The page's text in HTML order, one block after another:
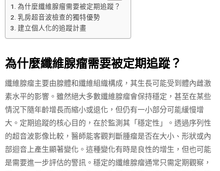
為什麼纖維腺瘤需要被定期追蹤？
乳房超音波檢查的獨特優勢
建立個人化的追蹤計畫
為什麼纖維腺瘤需要被定期追蹤？
纖維腺瘤主要由腺體和纖維組織構成，其生長可能受到體內雌激
素水平的影響。雖然絕大多數纖維腺瘤會保持穩定，甚至在某些
情況下隨年齡增長而縮小或退化，但仍有一小部分可能緩慢增
大。定期追蹤的核心目的，在於監測其「穩定性」。透過序列性
的超音波影像比較，醫師能客觀判斷腫瘤是否在大小、形狀或內
部迴音上產生顯著變化。這種變化有時是良性的增生，但也可能
是需要進一步評估的警訊。穩定的纖維腺瘤通常只需定期觀察，